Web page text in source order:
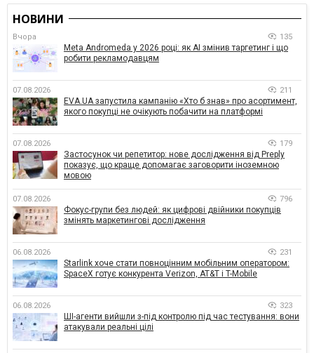
НОВИНИ
Вчора 135
Meta Andromeda у 2026 році: як AI змінив таргетинг і що
робити рекламодавцям
07.08.2026 211
EVA.UA запустила кампанію «Хто б знав» про асортимент,
якого покупці не очікують побачити на платформі
07.08.2026 179
Застосунок чи репетитор: нове дослідження від Preply
показує, що краще допомагає заговорити іноземною
мовою
07.08.2026 796
Фокус-групи без людей: як цифрові двійники покупців
змінять маркетингові дослідження
06.08.2026 231
Starlink хоче стати повноцінним мобільним оператором:
SpaceX готує конкурента Verizon, AT&T і T-Mobile
06.08.2026 323
ШІ-агенти вийшли з-під контролю під час тестування: вони
атакували реальні цілі